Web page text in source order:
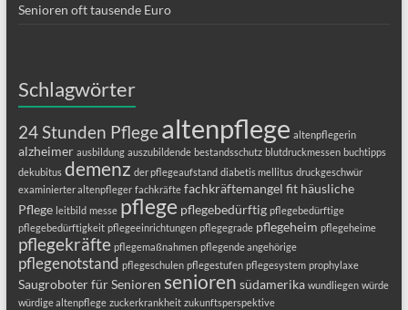
Senioren oft tausende Euro
Schlagwörter
24 Stunden Pflegealtenpflege altenpflegerin
alzheimer ausbildung auszubildende bestandsschutz blutdruckmessen buchtipps
dekubitus demenz der pflegeaufstand diabetis mellitus druckgeschwür
examinierter altenpfleger fachkräfte fachkräftemangel fit häusliche
Pflege leitbild messe pflege pflegebedürftig pflegebedürftige
pflegebedürftigkeit pflegeeinrichtungen pflegegrade pflegeheim pflegeheime
pflegekräfte pflegemaßnahmen pflegende angehörige
pflegenotstand pflegeschulen pflegestufen pflegesystem prophylaxe
Saugroboter für Senioren senioren südamerika wundliegen würde
würdige altenpflege zuckerkrankheit zukunftsperspektive